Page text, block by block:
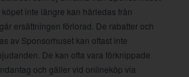
inte längre kan härledas från
ersättningen förlorad. De rabatter och
av Sponsorhuset kan oftast inte
De kan ofta vara förknippade
och gäller vid onlineköp via